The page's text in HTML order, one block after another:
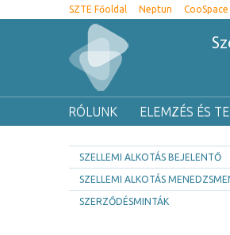
SZTE Főoldal Neptun CooSpace
RÓLUNK ELEMZÉS ÉS
SZELLEMI ALKOTÁS BEJELENTŐ
SZELLEMI ALKOTÁS
SZERZŐDÉSMINTÁK